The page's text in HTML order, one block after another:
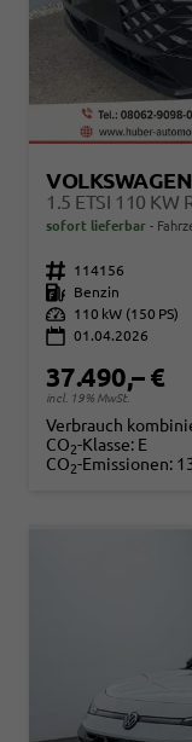
1.5 ETSI 110 KW
sofort lieferbar
Fahrzeugnr. 114156
Kraftstoff
Benzin
Leistung
110 kW (150 PS)
01.04.2026
37.490,– €
incl. 19% MwSt.
Verbrauch
CO2-Klasse: E
CO2-Emissionen: